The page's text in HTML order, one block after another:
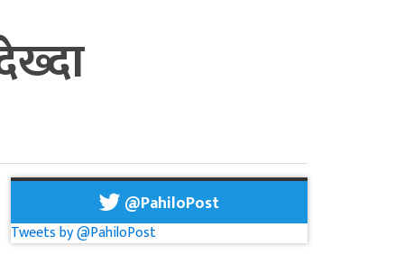
@PahiloPost
Tweets by @PahiloPost